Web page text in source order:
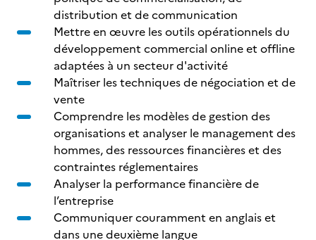
distribution et de communication
Mettre en œuvre les outils opérationnels du
développement commercial online et offline
adaptées à un secteur d'activité
Maîtriser les techniques de négociation et de
vente
Comprendre les modèles de gestion des
organisations et analyser le management des
hommes, des ressources financières et des
contraintes réglementaires
Analyser la performance financière de
l’entreprise
Communiquer couramment en anglais et
dans une deuxième langue